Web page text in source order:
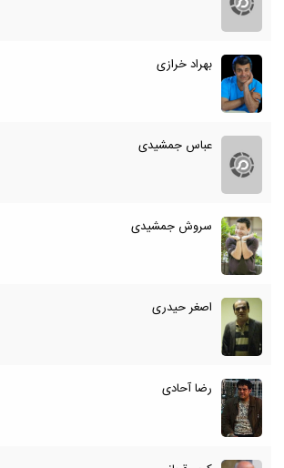
بهراد خرازی
عباس جمشیدی
سروش جمشیدی
اصغر حیدری
رضا آحادی